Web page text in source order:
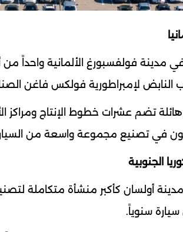
فولفسبورغ الألمانية واحداً
النابض لإمبراطورية فولكس فاغن
تضم عشرات خطوط الإنتاج ومراكز
في تصنيع مجموعة واسعة من
أولسان كأكبر منشأة متكاملة لتصنيع